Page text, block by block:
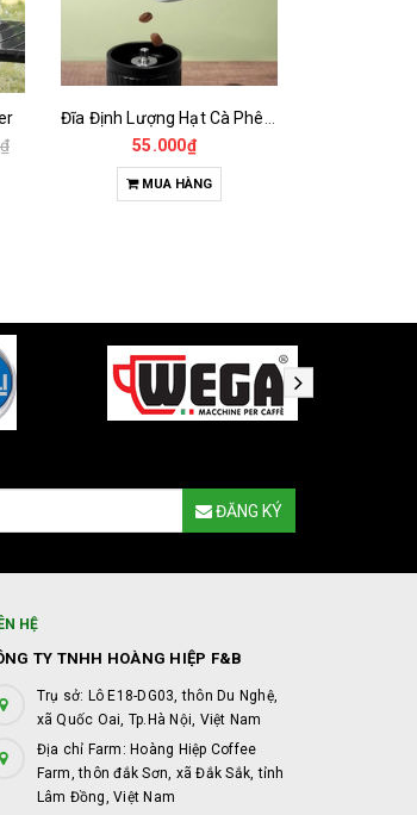
55.000₫
MUA HÀNG
ĐĂNG KÝ
HỆ
TY TNHH HOÀNG HIỆP F&B
Trụ sở: Lô E18-DG03, thôn Du Nghệ,
xã Quốc Oai, Tp.Hà Nội, Việt Nam
Địa chỉ Farm: Hoàng Hiệp Coffee
Farm, thôn đắk Sơn, xã Đắk Sắk, tỉnh
Lâm Đồng, Việt Nam